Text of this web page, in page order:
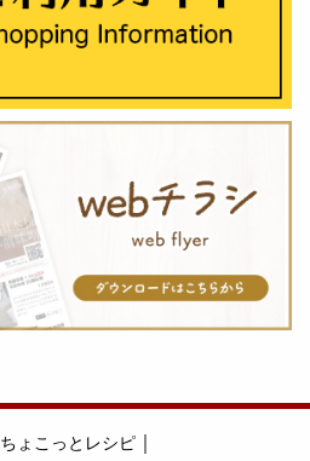
ちょこっとレシピ ｜